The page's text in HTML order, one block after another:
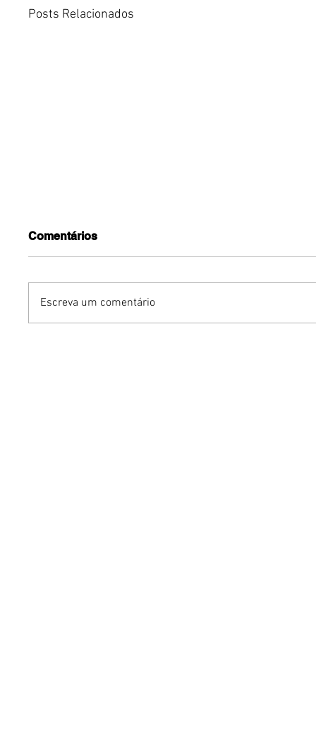
Posts Relacionados
Comentários
Escreva um comentário